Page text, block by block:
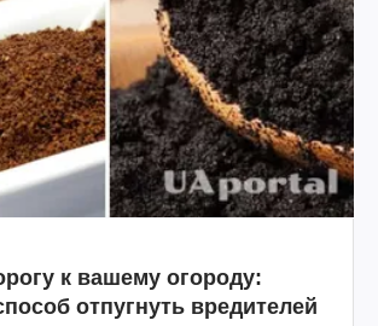
к вашему огороду:
отпугнуть вредителей